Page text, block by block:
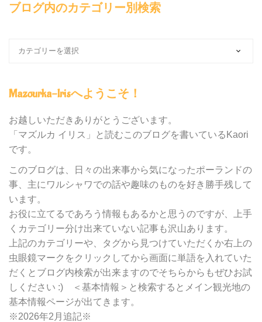
ブログ内のカテゴリー別検索
の
テ
ゴ
ー
別
検
索
Mazourka-Irisへようこそ！
お越しいただきありがとうございます。
「マズルカ イリス」と読むこのブログを書いているKaori
です。
このブログは、日々の出来事から気になったポーランドの
事、主にワルシャワでの話や趣味のものを好き勝手残して
います。
お役に立てるであろう情報もあるかと思うのですが、上手
くカテゴリー分け出来ていない記事も沢山あります。
上記のカテゴリーや、タグから見つけていただくか右上の
虫眼鏡マークをクリックしてから画面に単語を入れていた
だくとブログ内検索が出来ますのでそちらからもぜひお試
しください :) ＜基本情報＞と検索するとメイン観光地の
基本情報ページが出てきます。
※2026年2月追記※